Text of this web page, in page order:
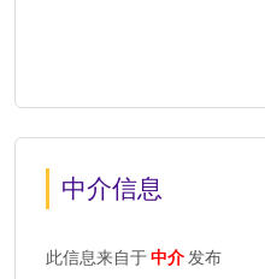
中介信息
此信息来自于中介发布